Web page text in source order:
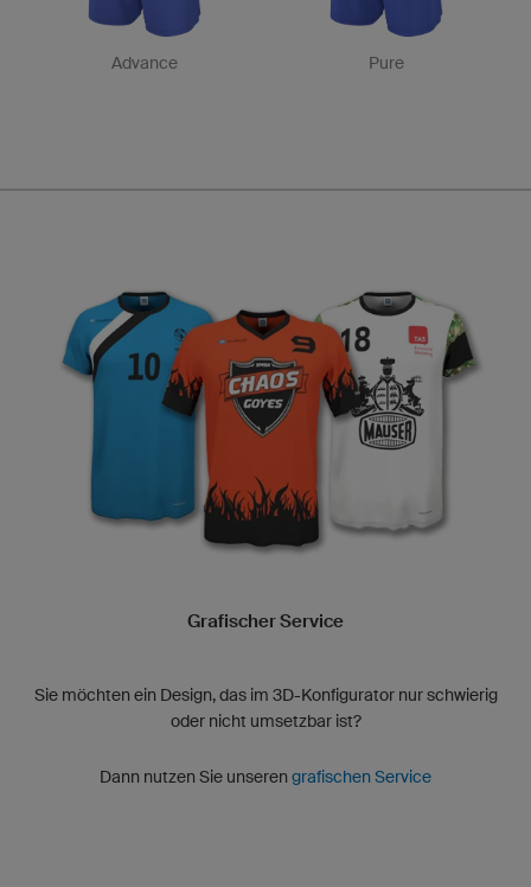
Advance Pure
Grafischer Service
Sie möchten ein Design, das im 3D-Konfigurator nur schwierig
oder nicht umsetzbar ist?
Dann nutzen Sie unseren grafischen Service